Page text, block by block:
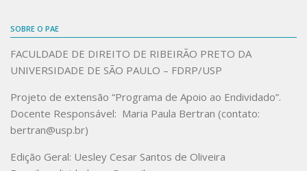
SOBRE O PAE
FACULDADE DE DIREITO DE RIBEIRÃO PRETO DA
UNIVERSIDADE DE SÃO PAULO – FDRP/USP
Projeto de extensão “Programa de Apoio ao Endividado”.
Docente Responsável: Maria Paula Bertran (contato:
bertran@usp.br)
Edição Geral: Uesley Cesar Santos de Oliveira